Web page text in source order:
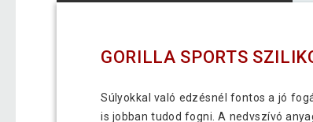
GORILLA SPORTS
Súlyokkal való edzésnél fontos a jó
is jobban tudod fogni. A nedvszívó